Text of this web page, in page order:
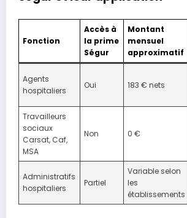
Fonction
Accès à
la prime
Ségur
Montant
mensuel
approximatif
Agents
hospitaliers
Oui 183 € nets
Travailleurs
sociaux
Carsat, Caf,
MSA
Non 0 €
Administratifs
hospitaliers
Partiel
Variable selon
les
établissements